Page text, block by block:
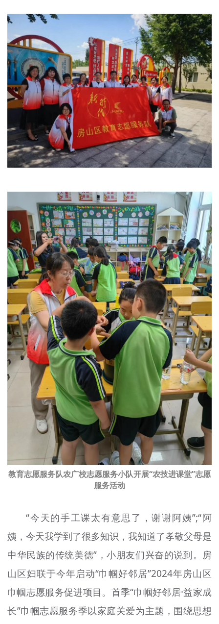
教育志愿服务队农广校志愿服务小队开展“农技进课堂”志愿
服务活动
“今天的手工课太有意思了，谢谢阿姨”;“阿
姨，今天我学到了很多知识，我知道了孝敬父母是
中华民族的传统美德”，小朋友们兴奋的说到。房
山区妇联于今年启动“巾帼好邻居”2024年房山区
巾帼志愿服务促进项目。首季“巾帼好邻居·益家成
长”巾帼志愿服务季以家庭关爱为主题，围绕思想